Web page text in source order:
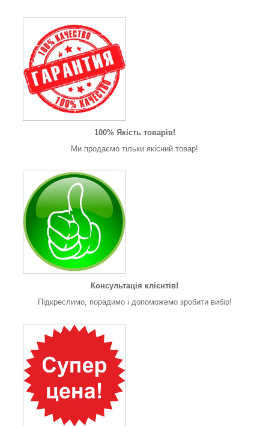
100% Якість товарів!
Ми продаємо тільки якісний товар!
Консультація клієнтів!
Підкреслимо, порадимо і допоможемо зробити вибір!